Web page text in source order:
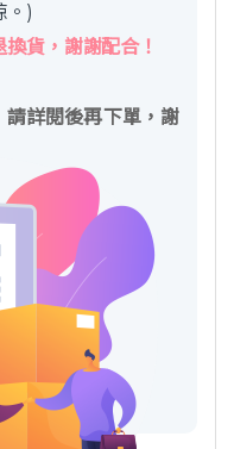
。)
貨，謝謝配合！
詳閱後再下單，謝